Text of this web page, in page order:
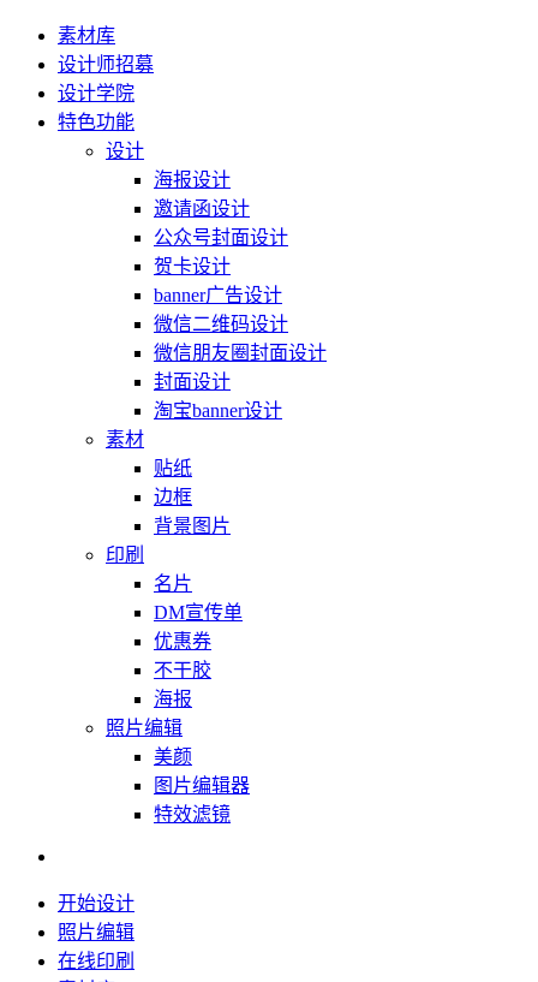
素材库
设计师招募
设计学院
特色功能
设计
海报设计
邀请函设计
公众号封面设计
贺卡设计
banner广告设计
微信二维码设计
微信朋友圈封面设计
封面设计
淘宝banner设计
素材
贴纸
边框
背景图片
印刷
名片
DM宣传单
优惠券
不干胶
海报
照片编辑
美颜
图片编辑器
特效滤镜
开始设计
照片编辑
在线印刷